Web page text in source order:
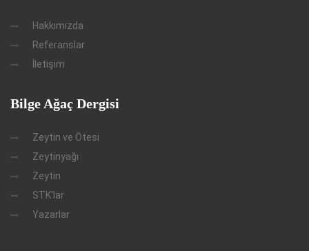
Hakkımızda
Referanslar
İletişim
Bilge Ağaç Dergisi
Zeytin ve Ötesi
Zeytinyağı
Zeytin
STK'lar
Yazarlar